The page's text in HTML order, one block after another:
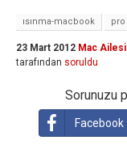
ısınma-macbook pro
23 Mart 2012 Mac Ailesi
tarafından soruldu
Sorunuzu
Facebook